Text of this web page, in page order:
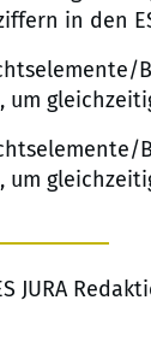
in den
um
um
JURA